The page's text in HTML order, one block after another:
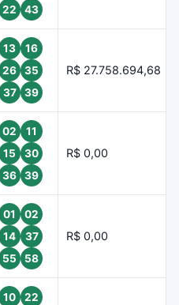
22
43
13
16
26
35
37
39
R$ 27.758.694,68
02
11
15
30
36
39
R$ 0,00
01
02
14
37
55
58
R$ 0,00
10
22